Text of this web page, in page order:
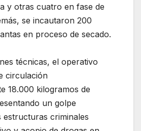
y otras cuatro en fase de
se incautaron 200
en proceso de secado.
técnicas, el operativo
circulación
18.000 kilogramos de
un golpe
estructuras criminales